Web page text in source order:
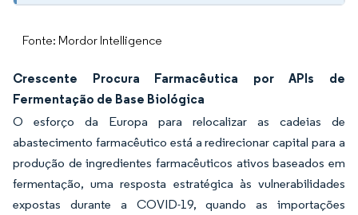
Fonte: Mordor Intelligence
Crescente Procura Farmacêutica por APIs de
Fermentação de Base Biológica
O esforço da Europa para relocalizar as cadeias de
abastecimento farmacêutico está a redirecionar capital para a
produção de ingredientes farmacêuticos ativos baseados em
fermentação, uma resposta estratégica às vulnerabilidades
expostas durante a COVID-19, quando as importações